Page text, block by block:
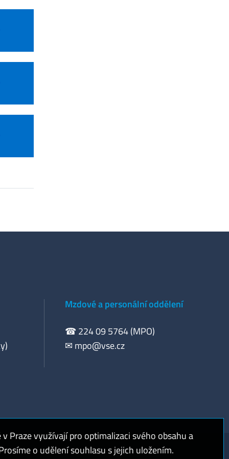
Mzdové a personální oddělení
☎ 224 09 5764 (MPO)
✉ mpo@vse.cz
Praze využívají pro optimalizaci svého obsahu a
o udělení souhlasu s jejich uložením.